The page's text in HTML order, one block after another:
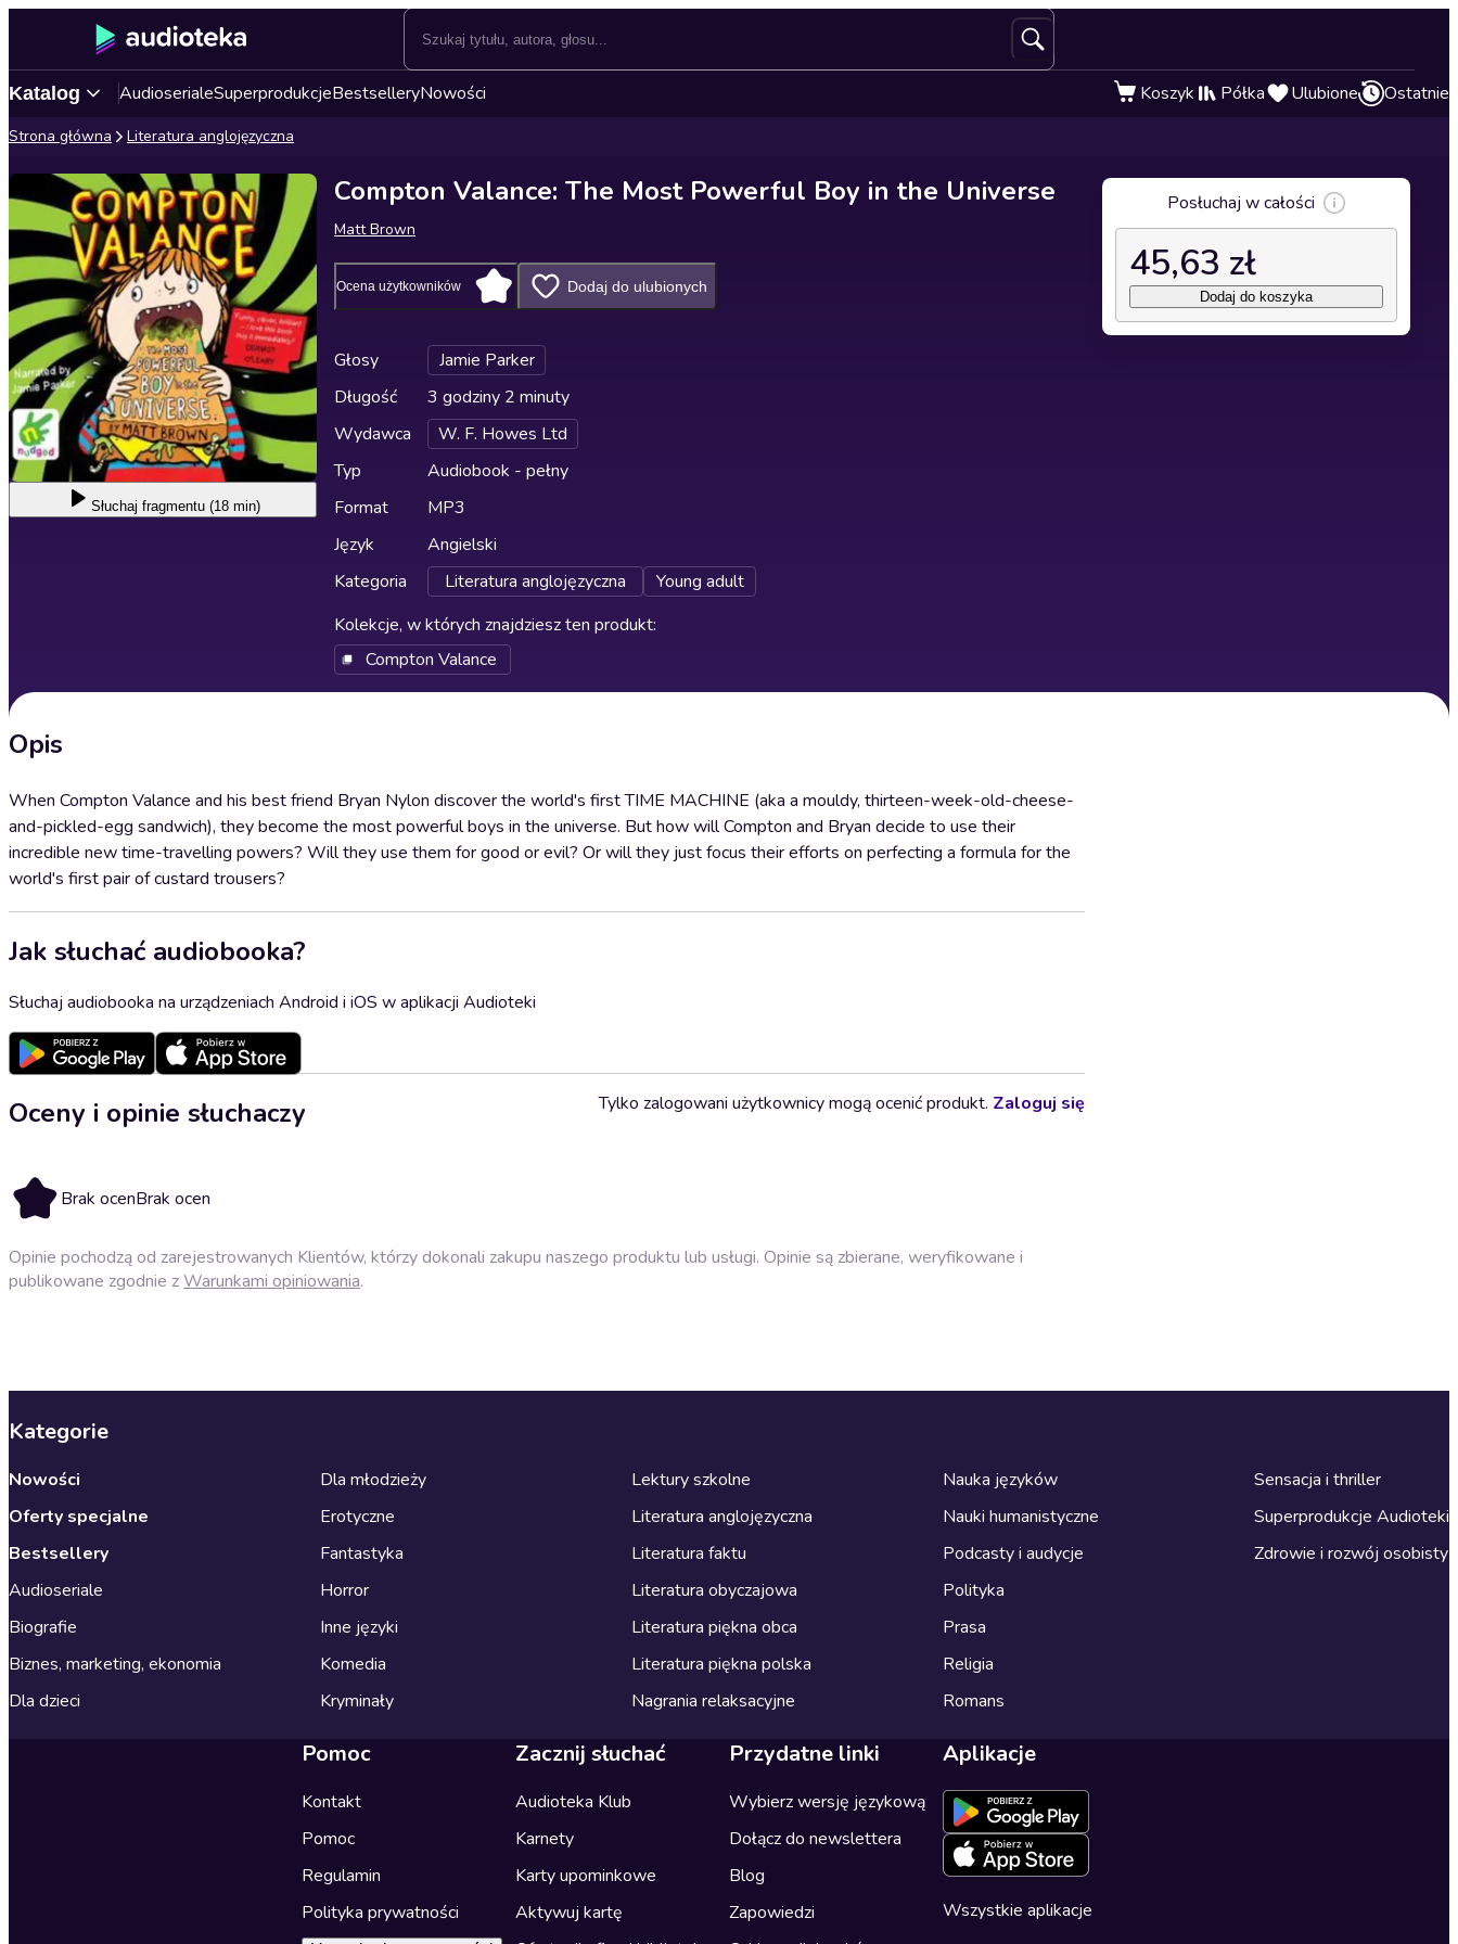
Katalog AudioserialeSuperprodukcjeBestselleryNowości Koszyk Półka Ulubione Ostatnie
Strona główna Literatura anglojęzyczna
Słuchaj fragmentu (18 min)
Compton Valance: The Most Powerful Boy in the Universe
Matt Brown
Ocena użytkowników Dodaj do ulubionych
Głosy
Jamie Parker
Długość
3 godziny 2 minuty
Wydawca
W. F. Howes Ltd
Typ
Audiobook - pełny
Format
MP3
Język
Angielski
Kategoria
Literatura anglojęzyczna
Young adult
Kolekcje, w których znajdziesz ten produkt:
Compton Valance
Opis
When Compton Valance and his best friend Bryan Nylon discover the world's first TIME MACHINE (aka a mouldy, thirteen-week-old-cheese-
and-pickled-egg sandwich), they become the most powerful boys in the universe. But how will Compton and Bryan decide to use their
incredible new time-travelling powers? Will they use them for good or evil? Or will they just focus their efforts on perfecting a formula for the
world's first pair of custard trousers?
Jak słuchać audiobooka?
Słuchaj audiobooka na urządzeniach Android i iOS w aplikacji Audioteki
Oceny i opinie słuchaczy
Brak ocenBrak ocen
Tylko zalogowani użytkownicy mogą ocenić produkt. Zaloguj się
Opinie pochodzą od zarejestrowanych Klientów, którzy dokonali zakupu naszego produktu lub usługi. Opinie są zbierane, weryfikowane i
publikowane zgodnie zWarunkami opiniowania.
Posłuchaj w całości
45,63 zł
Dodaj do koszyka
Kategorie
Nowości
Oferty specjalne
Bestsellery
Audioseriale
Biografie
Biznes, marketing, ekonomia
Dla dzieci
Dla młodzieży
Erotyczne
Fantastyka
Horror
Inne języki
Komedia
Kryminały
Lektury szkolne
Literatura anglojęzyczna
Literatura faktu
Literatura obyczajowa
Literatura piękna obca
Literatura piękna polska
Nagrania relaksacyjne
Nauka języków
Nauki humanistyczne
Podcasty i audycje
Polityka
Prasa
Religia
Romans
Sensacja i thriller
Superprodukcje Audioteki
Zdrowie i rozwój osobisty
Pomoc
Kontakt
Pomoc
Regulamin
Polityka prywatności
Zacznij słuchać
Audioteka Klub
Karnety
Karty upominkowe
Aktywuj kartę
Przydatne linki
Wybierz wersję językową
Dołącz do newslettera
Blog
Zapowiedzi
Aplikacje
Wszystkie aplikacje